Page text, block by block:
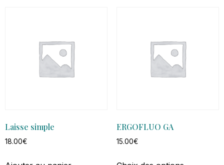
Laisse simple
18.00€
ERGOFLUO GA
15.00€